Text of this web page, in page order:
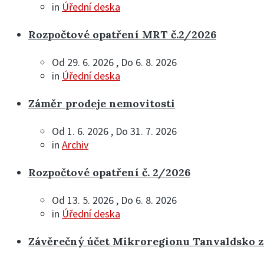
in Úřední deska
Rozpočtové opatření MRT č.2/2026
Od 29. 6. 2026 , Do 6. 8. 2026
in Úřední deska
Záměr prodeje nemovitosti
Od 1. 6. 2026 , Do 31. 7. 2026
in Archiv
Rozpočtové opatření č. 2/2026
Od 13. 5. 2026 , Do 6. 8. 2026
in Úřední deska
Závěrečný účet Mikroregionu Tanvaldsko